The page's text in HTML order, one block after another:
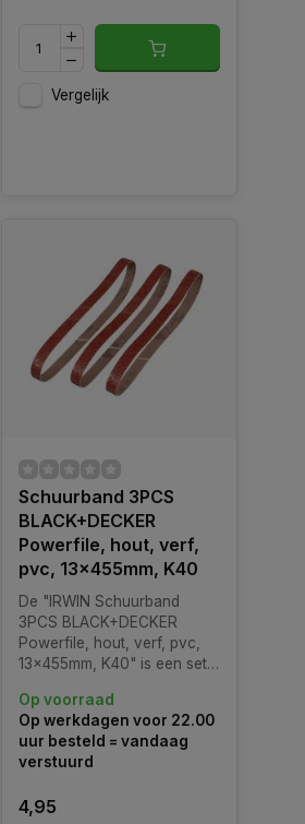
Vergelijk
Schuurband 3PCS
BLACK+DECKER
Powerfile, hout, verf,
pvc, 13x455mm, K40
De "IRWIN Schuurband
3PCS BLACK+DECKER
Powerfile, hout, verf, pvc,
13x455mm, K40" is een set
specifiek zijn ontworpen
voor gebruik met de
BLACK+DECKER Powerfile,
geschikt voor hout, verf en
Op voorraad
Op werkdagen voor 22.00
uur besteld = vandaag
verstuurd
4,95